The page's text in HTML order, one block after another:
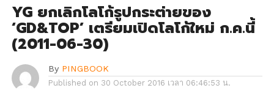
YG ยกเลิกโลโก้รูปกระต่ายของ
‘GD&TOP’ เตรียมเปิดโลโก้ใหม่ ก.ค.นี้
(2011-06-30)
By PINGBOOK
Published on 30 October 2016 เวลา 06:46:53 น.